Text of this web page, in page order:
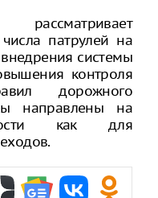
патрулей на
системы
контроля
дорожного
направлены на
как для